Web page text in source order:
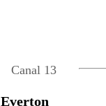
Canal 13
Everton